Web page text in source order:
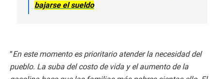
bajarse el sueldo
“En este momento es prioritario atender la necesidad del
pueblo. La suba del costo de vida y el aumento de la